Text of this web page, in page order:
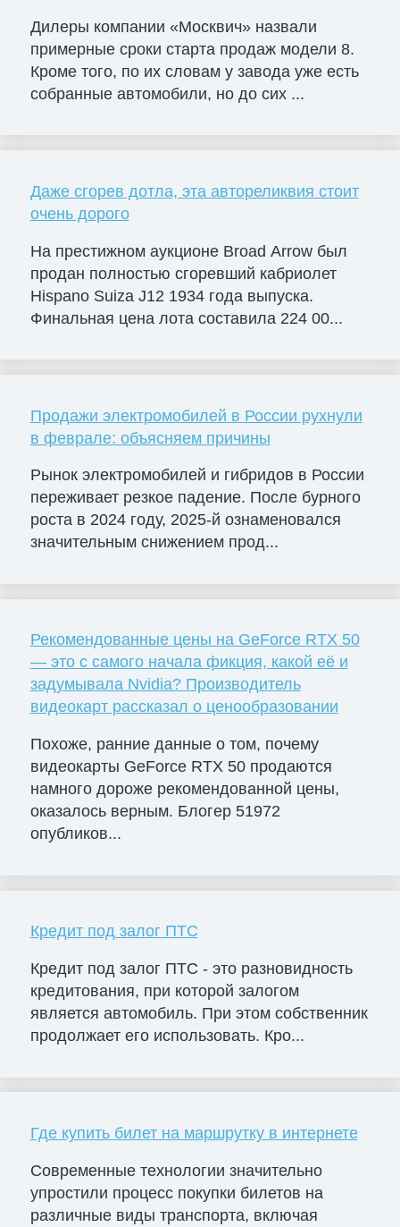
Дилеры компании «Москвич» назвали
примерные сроки старта продаж модели 8.
Кроме того, по их словам у завода уже есть
собранные автомобили, но до сих ...
Даже сгорев дотла, эта автореликвия стоит
очень дорого
На престижном аукционе Broad Arrow был
продан полностью сгоревший кабриолет
Hispano Suiza J12 1934 года выпуска.
Финальная цена лота составила 224 00...
Продажи электромобилей в России рухнули
в феврале: объясняем причины
Рынок электромобилей и гибридов в России
переживает резкое падение. После бурного
роста в 2024 году, 2025-й ознаменовался
значительным снижением прод...
Рекомендованные цены на GeForce RTX 50
— это с самого начала фикция, какой её и
задумывала Nvidia? Производитель
видеокарт рассказал о ценообразовании
Похоже, ранние данные о том, почему
видеокарты GeForce RTX 50 продаются
намного дороже рекомендованной цены,
оказалось верным. Блогер 51972
опубликов...
Кредит под залог ПТС
Кредит под залог ПТС - это разновидность
кредитования, при которой залогом
является автомобиль. При этом собственник
продолжает его использовать. Кро...
Где купить билет на маршрутку в интернете
Современные технологии значительно
упростили процесс покупки билетов на
различные виды транспорта, включая